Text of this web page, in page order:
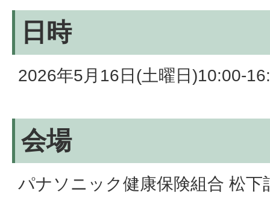
日時
2026年5月16日(土曜日)10:00-
会場
パナソニック健康保険組合 松下